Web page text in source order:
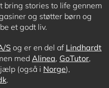
bring stories to life gennem
og støtter børn og
et godt liv.
S og er en del af Lindhardt
med Alinea, GoTutor,
(også i Norge),
.